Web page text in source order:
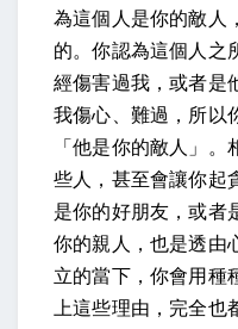
為這個人是你的敵人
的。你認為這個人之
經傷害過我，或者是
我傷心、難過，所以
「他是你的敵人」
些人，甚至會讓你起
是你的好朋友，或者
你的親人，也是透由
立的當下，你會用種
上這些理由，完全也